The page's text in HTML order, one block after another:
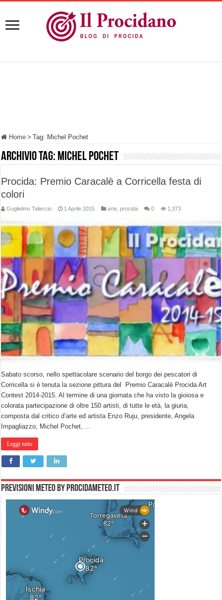
Home > Tag: Michel Pochet
Archivio tag: Michel Pochet
Procida: Premio Caracalè a Corricella festa di
colori
Guglielmo Taliercio 1 Aprile 2015 arte ,procida 0 1,373
Sabato scorso, nello spettacolare scenario del borgo dei pescatori di
Corricella si è tenuta la sezione pittura del Premio Caracalè Procida Art
Contest 2014-2015. Al termine di una giornata che ha visto la gioiosa e
colorata partecipazione di oltre 150 artisti, di tutte le età, la giuria,
composta dal critico d’arte ed artista Enzo Ruju, presidente, Angela
Impagliazzo, Michel Pochet, …
Leggi tutto
PREVISIONI METEO by PROCIDAMETEO.IT